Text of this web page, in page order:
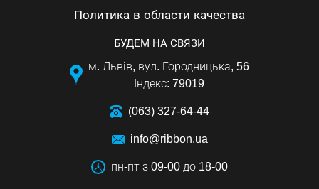
Политика в области качества
БУДЕМ НА СВЯЗИ
м. Львів, вул. Городницька, 56
Індекс: 79019
(063) 327-64-44
info@ribbon.ua
пн-пт з 09-00 до 18-00